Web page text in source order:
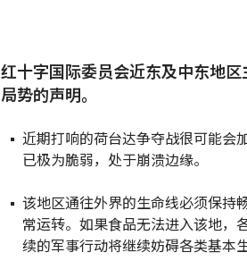
红十字国际委员会近东及中东地
局势的声明。
近期打响的荷台达争夺战很可能会
已极为脆弱，处于崩溃边缘。
该地区通往外界的生命线必须保持
常运转。如果食品无法进入该地，
续的军事行动将继续妨碍各类基本